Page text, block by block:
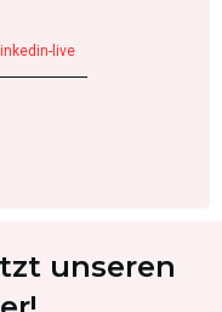
linkedin-live
unseren